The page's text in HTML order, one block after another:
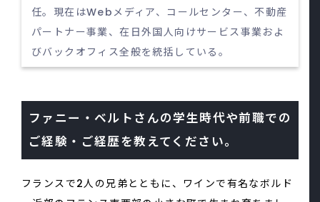
任。現在はWebメディア、コールセンター、不動産
パートナー事業、在日外国人向けサービス事業およ
びバックオフィス全般を統括している。
ファニー・ベルトさんの学生時代や前職での
ご経験・ご経歴を教えてください。
フランスで2人の兄弟とともに、ワインで有名なボルド